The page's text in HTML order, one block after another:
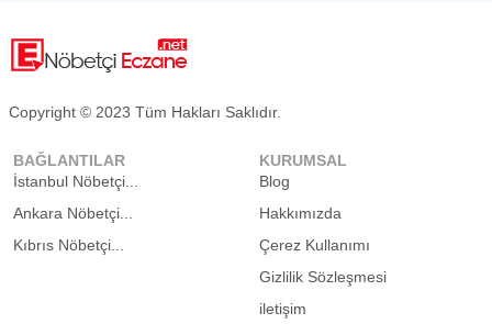
Copyright © 2023 Tüm Hakları Saklıdır.
BAĞLANTILAR
İstanbul Nöbetçi...
Ankara Nöbetçi...
Kıbrıs Nöbetçi...
KURUMSAL
Blog
Hakkımızda
Çerez Kullanımı
Gizlilik Sözleşmesi
iletişim